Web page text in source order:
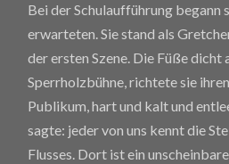
Bei der Schulaufführung begann
erwarteten. Sie stand als
der ersten Szene. Die Füße dicht
Sperrholzbühne, richtete sie
Publikum, hart und kalt und
sagte: jeder von uns kennt die
Flusses. Dort ist ein